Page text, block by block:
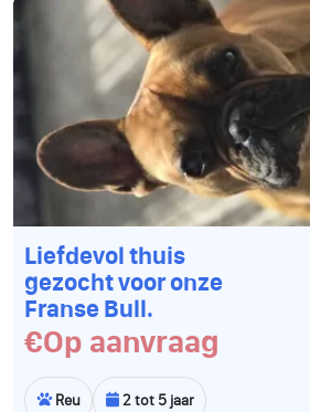
Liefdevol thuis
gezocht voor onze
Franse Bull.
€Op aanvraag
Reu 2 tot 5 jaar